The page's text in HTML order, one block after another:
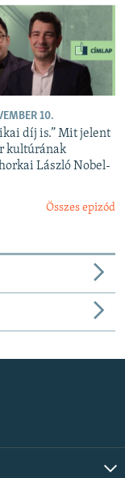
10.
díj is.” Mit jelent
kultúrának
László Nobel-
Összes epizód